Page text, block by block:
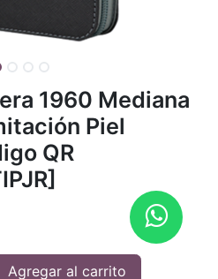
1960 Mediana
Piel
QR
Agregar al carrito